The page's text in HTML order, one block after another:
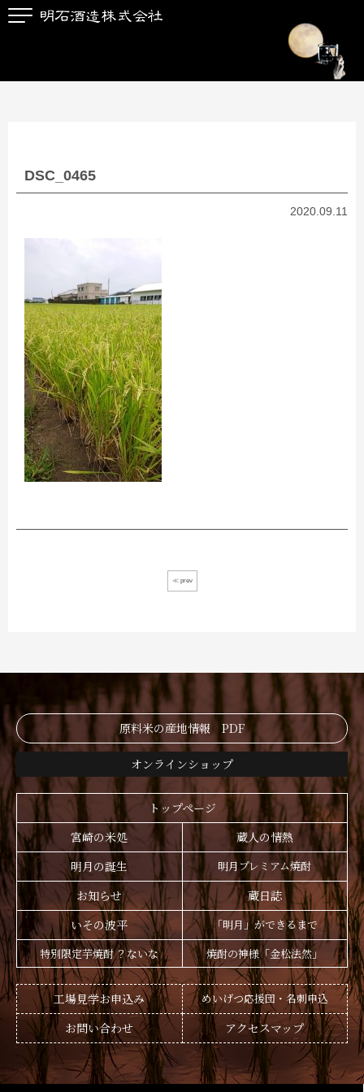
DSC_0465
2020.09.11
≪ prev
原料米の産地情報 PDF
オンラインショップ
トップページ
宮崎の米処
蔵人の情熱
明月の誕生
明月プレミアム焼酎
お知らせ
蔵日誌
いその波平
「明月」ができるまで
特別限定芋焼酎 ？ないな
焼酎の神様「金松法然」
工場見学お申込み めいげつ応援団・名刺申込
お問い合わせ アクセスマップ